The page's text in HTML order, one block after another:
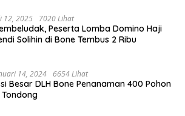
12, 2025 7020 Lihat
Peserta Lomba Domino Haji
Solihin di Bone Tembus 2 Ribu
14, 2024 6654 Lihat
Besar DLH Bone Penanaman 400 Pohon